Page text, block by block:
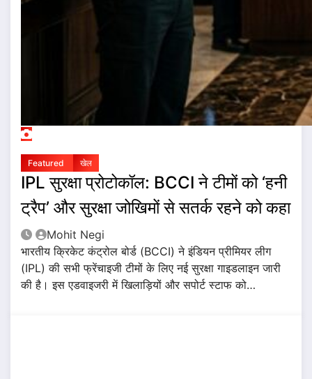
Featured खेल
IPL सुरक्षा प्रोटोकॉल: BCCI ने टीमों को ‘हनी
ट्रैप’ और सुरक्षा जोखिमों से सतर्क रहने को कहा
Mohit Negi
भारतीय क्रिकेट कंट्रोल बोर्ड (BCCI) ने इंडियन प्रीमियर लीग
(IPL) की सभी फ्रेंचाइजी टीमों के लिए नई सुरक्षा गाइडलाइन जारी
की है। इस एडवाइजरी में खिलाड़ियों और सपोर्ट स्टाफ को…